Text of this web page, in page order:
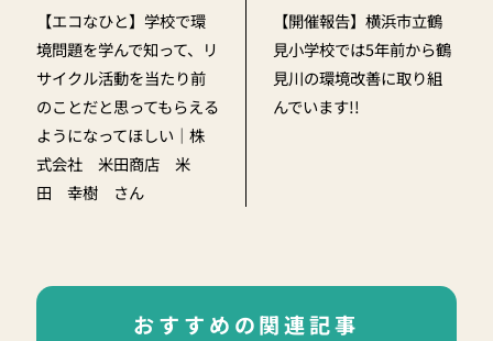
【エコなひと】学校で環
境問題を学んで知って、リ
サイクル活動を当たり前
のことだと思ってもらえる
ようになってほしい｜株
式会社 米田商店 米
田 幸樹 さん
【開催報告】横浜市立鶴
見小学校では5年前から鶴
見川の環境改善に取り組
んでいます!!
おすすめの関連記事